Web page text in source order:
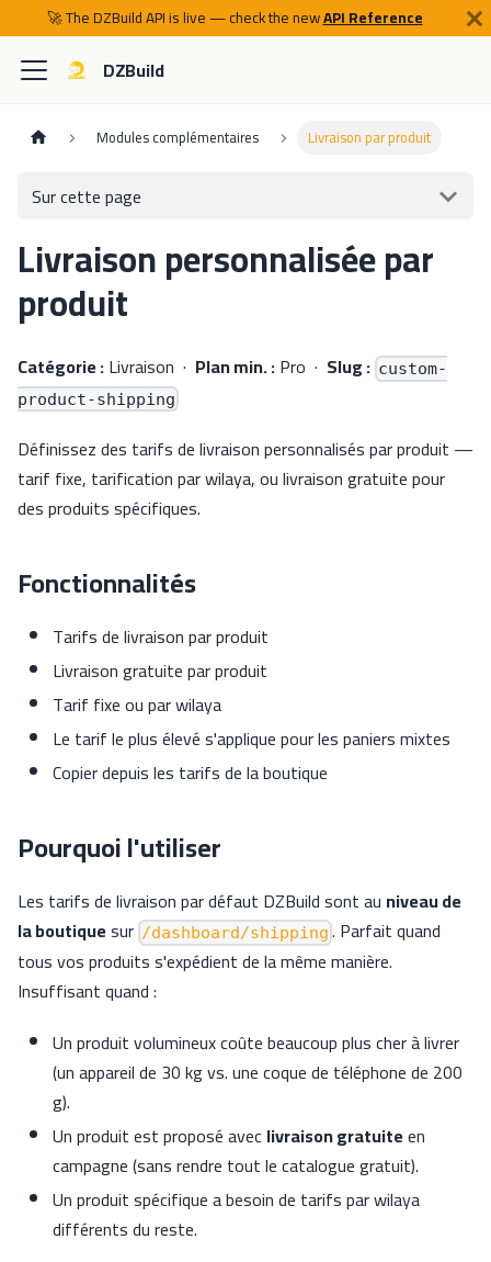
🚀 The DZBuild API is live — check the newAPI Reference
DZBuild
Modules complémentaires Livraison par produit
Sur cette page
Livraison personnalisée par
produit
Catégorie :Livraison · Plan min. :Pro · Slug : custom-
product-shipping
Définissez des tarifs de livraison personnalisés par produit —
tarif fixe, tarification par wilaya, ou livraison gratuite pour
des produits spécifiques.
Fonctionnalités
Tarifs de livraison par produit
Livraison gratuite par produit
Tarif fixe ou par wilaya
Le tarif le plus élevé s'applique pour les paniers mixtes
Copier depuis les tarifs de la boutique
Pourquoi l'utiliser
Les tarifs de livraison par défaut DZBuild sont au niveau de
la boutiquesur /dashboard/shipping . Parfait quand
tous vos produits s'expédient de la même manière.
Insuffisant quand :
Un produit volumineux coûte beaucoup plus cher à livrer
(un appareil de 30 kg vs. une coque de téléphone de 200
g).
Un produit est proposé aveclivraison gratuiteen
campagne (sans rendre tout le catalogue gratuit).
Un produit spécifique a besoin de tarifs par wilaya
différents du reste.